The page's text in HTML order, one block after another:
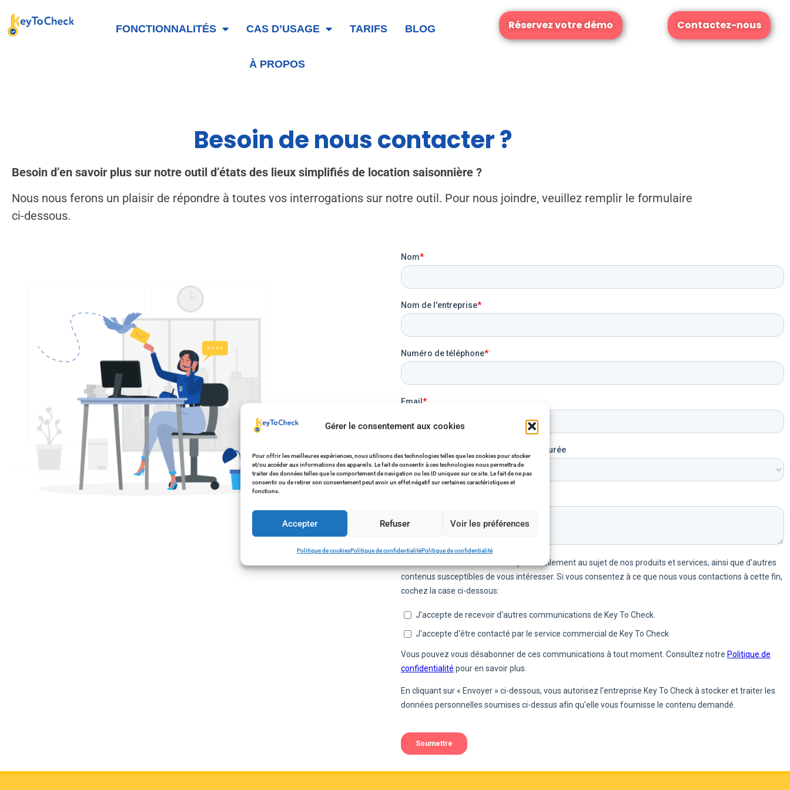
Gérer le consentement aux cookies
Pour offrir les meilleures expériences, nous utilisons des technologies telles que les cookies pour stocker
et/ou accéder aux informations des appareils. Le fait de consentir à ces technologies nous permettra de
traiter des données telles que le comportement de navigation ou les ID uniques sur ce site. Le fait de ne pas
consentir ou de retirer son consentement peut avoir un effet négatif sur certaines caractéristiques et
fonctions.
Accepter Refuser Voir les préférences
Politique de cookiesPolitique de confidentialitéPolitique de confidentialité
FONCTIONNALITÉS CAS D’USAGE TARIFS BLOG
À PROPOS
Réservez votre démo Contactez-nous
Besoin de nous contacter ?
Besoin d’en savoir plus sur notre outil d’états des lieux simplifiés de location saisonnière ?
Nous nous ferons un plaisir de répondre à toutes vos interrogations sur notre outil. Pour nous joindre, veuillez remplir le formulaire
ci-dessous.